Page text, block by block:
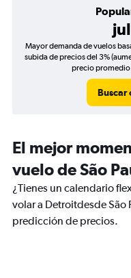
Mayor demanda de vuelos
subida de precios del 3%
precio promedio
Buscar
El mejor
vuelo de São
¿Tienes un calendario
volar a Detroitdesde São
predicción de precios.